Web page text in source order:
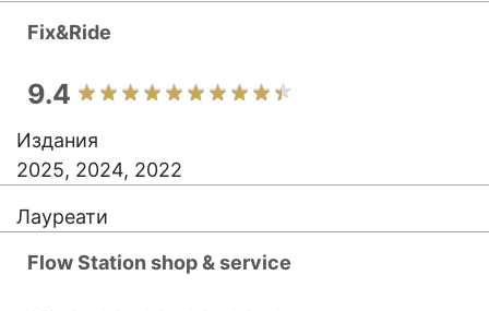
Fix&Ride
9.4
Издания
2025, 2024, 2022
Лауреати
Flow Station shop & service